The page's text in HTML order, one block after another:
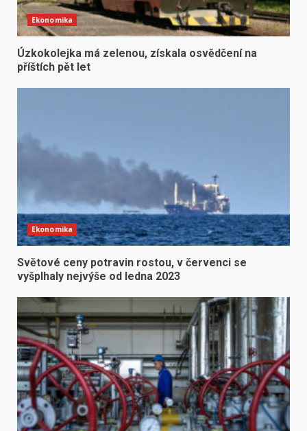
Ekonomika
Úzkokolejka má zelenou, získala osvědčení na
příštích pět let
Ekonomika
Světové ceny potravin rostou, v červenci se
vyšplhaly nejvýše od ledna 2023